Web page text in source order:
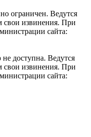
ограничен. Ведутся
свои извинения. При
сайта:
доступна. Ведутся
свои извинения. При
сайта: